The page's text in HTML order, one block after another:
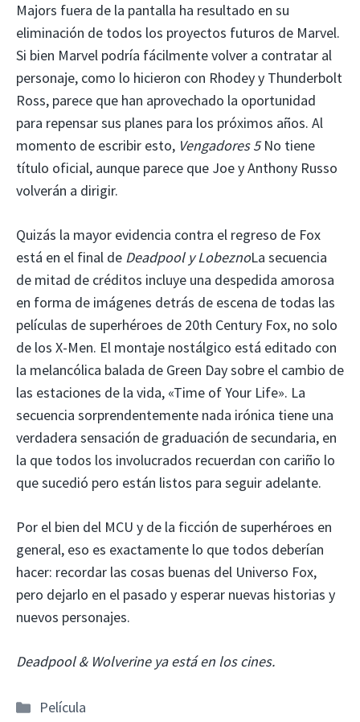
Majors fuera de la pantalla ha resultado en su
eliminación de todos los proyectos futuros de Marvel.
Si bien Marvel podría fácilmente volver a contratar al
personaje, como lo hicieron con Rhodey y Thunderbolt
Ross, parece que han aprovechado la oportunidad
para repensar sus planes para los próximos años. Al
momento de escribir esto, Vengadores 5No tiene
título oficial, aunque parece que Joe y Anthony Russo
volverán a dirigir.
Quizás la mayor evidencia contra el regreso de Fox
está en el final de Deadpool y LobeznoLa secuencia
de mitad de créditos incluye una despedida amorosa
en forma de imágenes detrás de escena de todas las
películas de superhéroes de 20th Century Fox, no solo
de los X-Men. El montaje nostálgico está editado con
la melancólica balada de Green Day sobre el cambio de
las estaciones de la vida, «Time of Your Life». La
secuencia sorprendentemente nada irónica tiene una
verdadera sensación de graduación de secundaria, en
la que todos los involucrados recuerdan con cariño lo
que sucedió pero están listos para seguir adelante.
Por el bien del MCU y de la ficción de superhéroes en
general, eso es exactamente lo que todos deberían
hacer: recordar las cosas buenas del Universo Fox,
pero dejarlo en el pasado y esperar nuevas historias y
nuevos personajes.
Deadpool & Wolverine ya está en los cines.
Categorías
Película